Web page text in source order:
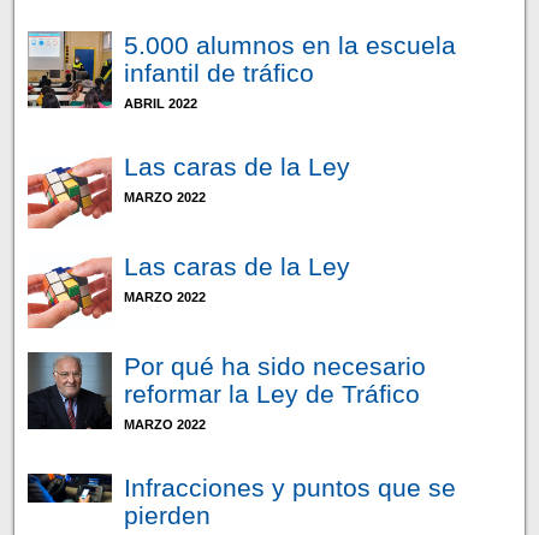
5.000 alumnos en la escuela
infantil de tráfico
ABRIL 2022
Las caras de la Ley
MARZO 2022
Las caras de la Ley
MARZO 2022
Por qué ha sido necesario
reformar la Ley de Tráfico
MARZO 2022
Infracciones y puntos que se
pierden